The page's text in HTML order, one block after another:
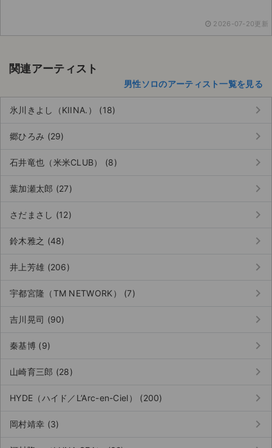
2026-07-20更新
関連アーティスト
男性ソロのアーティスト一覧を見る
氷川きよし（KIINA.） (18) keyboard_arrow_right
郷ひろみ (29) keyboard_arrow_right
石井竜也（米米CLUB） (8) keyboard_arrow_right
葉加瀬太郎 (27) keyboard_arrow_right
さだまさし (12) keyboard_arrow_right
鈴木雅之 (48) keyboard_arrow_right
井上芳雄 (206) keyboard_arrow_right
宇都宮隆（TM NETWORK） (7) keyboard_arrow_right
吉川晃司 (90) keyboard_arrow_right
秦基博 (9) keyboard_arrow_right
山崎育三郎 (28) keyboard_arrow_right
HYDE（ハイド／L’Arc-en-Ciel） (200) keyboard_arrow_right
岡村靖幸 (3) keyboard_arrow_right